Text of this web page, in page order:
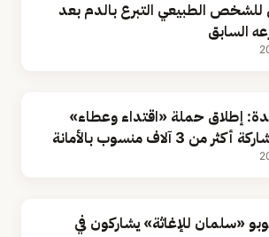
الطبيعي التبرع بالدم بعد
السابق
إطلاق حملة «اقتداء وعطاء»
3 آلاف منسوب بالأمانة
«سلمان للإغاثة» يشاركون في